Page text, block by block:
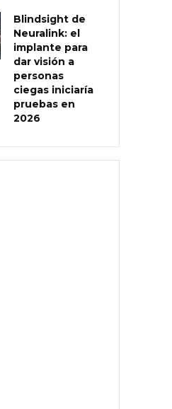
Blindsight de
Neuralink: el
implante para
dar visión a
personas
ciegas iniciaría
pruebas en
2026